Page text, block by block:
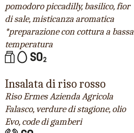
pomodoro piccadilly, basilico, fior
di sale, misticanza aromatica
*preparazione con cottura a bassa
temperatura
Insalata di riso rosso
Riso Ermes Azienda Agricola
Falasco, verdure di stagione, olio
Evo, code di gamberi